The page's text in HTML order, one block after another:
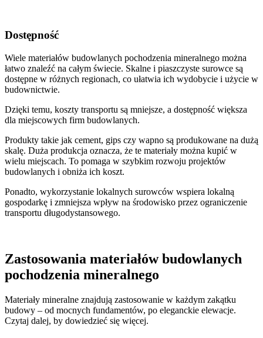
Dostępność
Wiele materiałów budowlanych pochodzenia mineralnego można
łatwo znaleźć na całym świecie. Skalne i piaszczyste surowce są
dostępne w różnych regionach, co ułatwia ich wydobycie i użycie w
budownictwie.
Dzięki temu, koszty transportu są mniejsze, a dostępność większa
dla miejscowych firm budowlanych.
Produkty takie jak cement, gips czy wapno są produkowane na dużą
skalę. Duża produkcja oznacza, że te materiały można kupić w
wielu miejscach. To pomaga w szybkim rozwoju projektów
budowlanych i obniża ich koszt.
Ponadto, wykorzystanie lokalnych surowców wspiera lokalną
gospodarkę i zmniejsza wpływ na środowisko przez ograniczenie
transportu długodystansowego.
Zastosowania materiałów budowlanych
pochodzenia mineralnego
Materiały mineralne znajdują zastosowanie w każdym zakątku
budowy – od mocnych fundamentów, po eleganckie elewacje.
Czytaj dalej, by dowiedzieć się więcej.